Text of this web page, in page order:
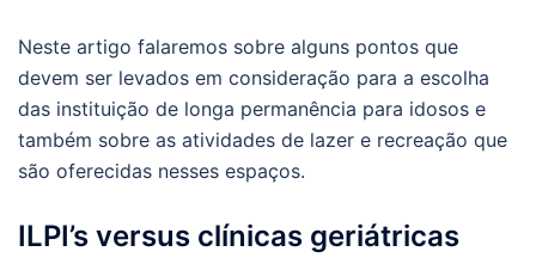
Neste artigo falaremos sobre alguns pontos que
devem ser levados em consideração para a escolha
das instituição de longa permanência para idosos e
também sobre as atividades de lazer e recreação que
são oferecidas nesses espaços.
ILPI’s versus clínicas geriátricas